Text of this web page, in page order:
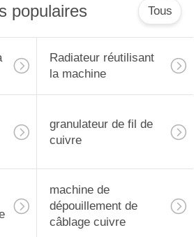
populaires Tous
Radiateur réutilisant
la machine
granulateur de fil de
cuivre
machine de
dépouillement de
câblage cuivre